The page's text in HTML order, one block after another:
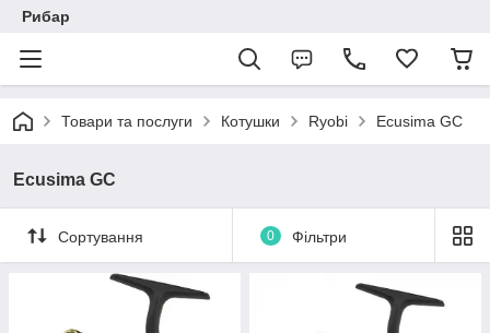
Рибар
Товари та послуги Котушки Ryobi Ecusima GC
Ecusima GC
Сортування 0 Фільтри